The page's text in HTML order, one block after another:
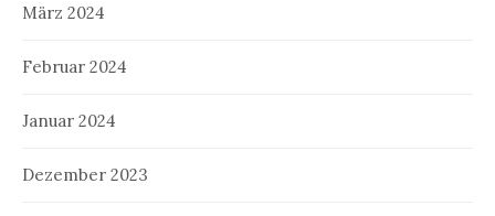
März 2024
Februar 2024
Januar 2024
Dezember 2023